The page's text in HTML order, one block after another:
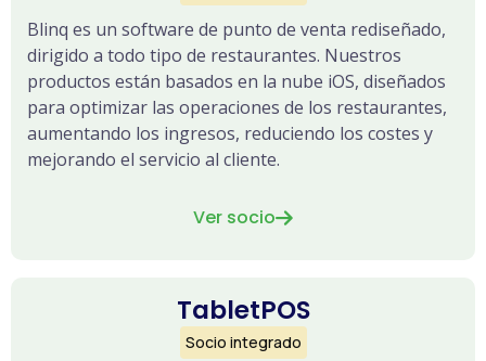
Blinq es un software de punto de venta rediseñado,
dirigido a todo tipo de restaurantes. Nuestros
productos están basados en la nube iOS, diseñados
para optimizar las operaciones de los restaurantes,
aumentando los ingresos, reduciendo los costes y
mejorando el servicio al cliente.
Ver socio
TabletPOS
Socio integrado